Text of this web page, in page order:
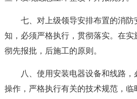
七、对上级领导安排布置的消防
知，必须严格执行，贯彻落实。在
彻先报批，后施工的原则。
八、使用安装电器设备和线路
操作，严格执行有关的技术规范，临